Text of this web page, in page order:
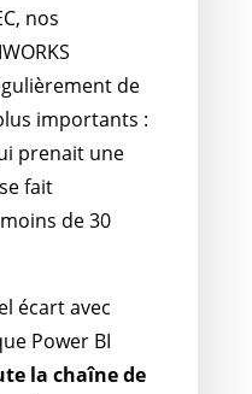
nos
de
importants :
prenait une
fait
de 30
écart avec
Power BI
la chaîne de